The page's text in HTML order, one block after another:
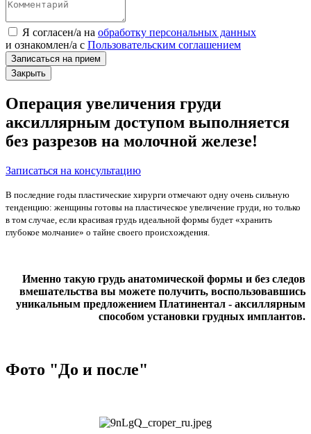
Я согласен/а на обработку персональных данных
и ознакомлен/а с Пользовательским соглашением
Записаться на прием
Закрыть
Операция увеличения груди
аксиллярным доступом выполняется
без разрезов на молочной железе!
Записаться на консультацию
В последние годы пластические хирурги отмечают одну очень сильную
тенденцию: женщины готовы на пластическое увеличение груди, но только
в том случае, если красивая грудь идеальной формы будет «хранить
глубокое молчание» о тайне своего происхождения.
Именно такую грудь анатомической формы и без следов
вмешательства вы можете получить, воспользовавшись
уникальным предложением Платинентал - аксиллярным
способом установки грудных имплантов.
Фото "До и после"